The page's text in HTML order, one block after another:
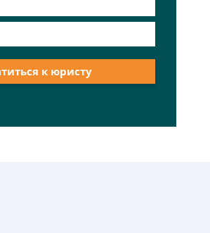
к юристу